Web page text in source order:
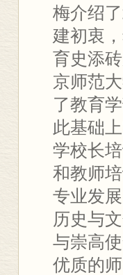
梅介绍
建初衷
育史添
京师范
了教育
此基础
学校长
和教师
专业发
历史与
与崇高
优质的